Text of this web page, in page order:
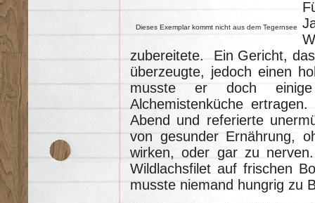
Dieses Exemplar kommt nicht aus dem Tegernsee
zubereitete. Ein Gericht,
überzeugte, jedoch einen
musste er doch
Alchemistenküche
Abend und referierte
von gesunder Ernährung,
wirken, oder gar zu
Wildlachsfilet auf frischen
musste niemand hungrig zu